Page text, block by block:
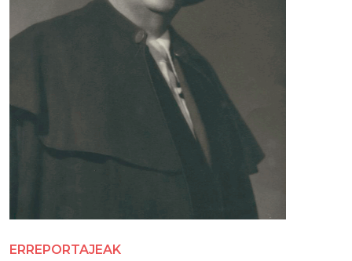
ERREPORTAJEAK